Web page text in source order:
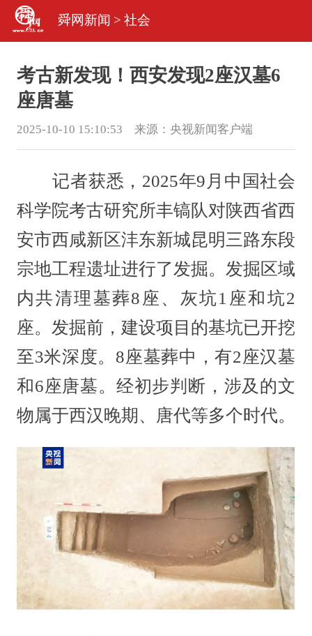
舜网新闻 > 社会
考古新发现！西安发现2座汉墓6
座唐墓
2025-10-10 15:10:53 来源： 央视新闻客户端
记者获悉，2025年9月中国社会
科学院考古研究所丰镐队对陕西省西
安市西咸新区沣东新城昆明三路东段
宗地工程遗址进行了发掘。发掘区域
内共清理墓葬8座、灰坑1座和坑2
座。发掘前，建设项目的基坑已开挖
至3米深度。8座墓葬中，有2座汉墓
和6座唐墓。经初步判断，涉及的文
物属于西汉晚期、唐代等多个时代。